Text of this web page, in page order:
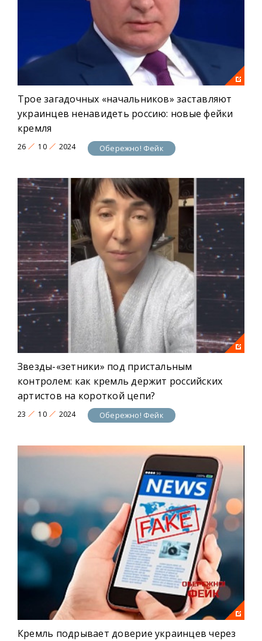
Трое загадочных «начальников» заставляют
украинцев ненавидеть россию: новые фейки
кремля
26 10 2024 Обережно! Фейк
Звезды-«зетники» под пристальным
контролем: как кремль держит российских
артистов на короткой цепи?
23 10 2024 Обережно! Фейк
Кремль подрывает доверие украинцев через